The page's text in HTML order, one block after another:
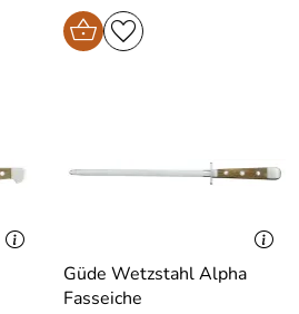
Güde Wetzstahl Alpha
Fasseiche